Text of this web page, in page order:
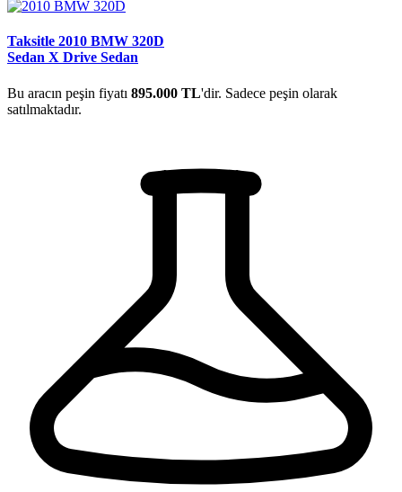
Taksitle 2010 BMW 320D
Sedan X Drive Sedan
Bu aracın peşin fiyatı 895.000 TL'dir. Sadece peşin olarak
satılmaktadır.